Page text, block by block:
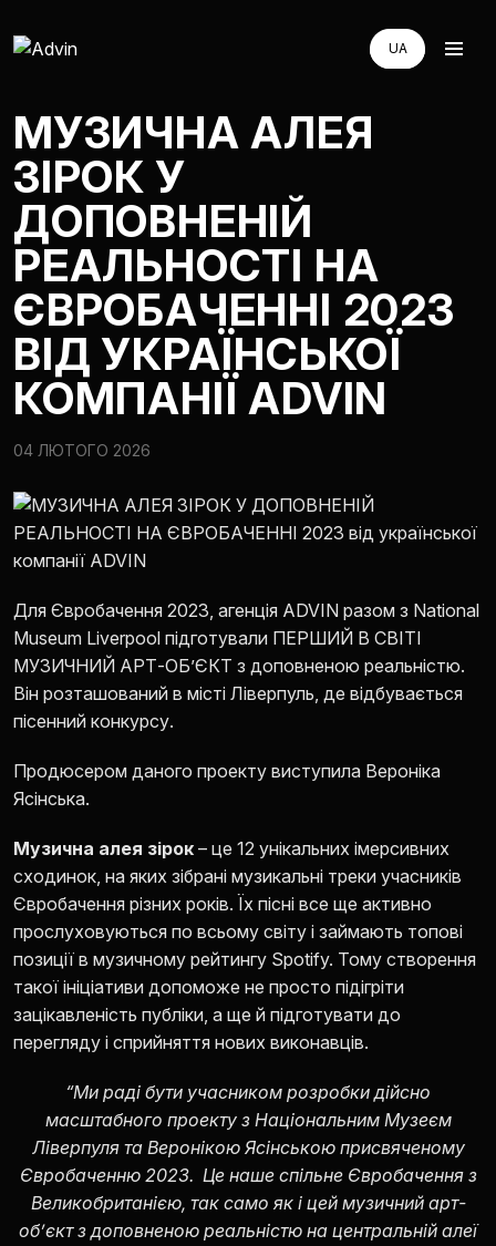
UA
UA
AUGMENTED REALITY
VIRTUAL REAILTY
3D PRODUCTION
КОМПАНІЯ
ADVIN GLOBAL
МУЗИЧНА АЛЕЯ
ЗІРОК У
ДОПОВНЕНІЙ
РЕАЛЬНОСТІ НА
ЄВРОБАЧЕННІ 2023
ВІД УКРАЇНСЬКОЇ
КОМПАНІЇ ADVIN
04 ЛЮТОГО 2026
Для Євробачення 2023, агенція ADVIN разом з National
Museum Liverpool підготували ПЕРШИЙ В СВІТІ
МУЗИЧНИЙ АРТ-ОБ’ЄКТ з доповненою реальністю.
Він розташований в місті Ліверпуль, де відбувається
пісенний конкурсу.
Продюсером даного проекту виступила Вероніка
Ясінська.
Музична алея зірок – це 12 унікальних імерсивних
сходинок, на яких зібрані музикальні треки учасників
Євробачення різних років. Їх пісні все ще активно
прослуховуються по всьому світу і займають топові
позиції в музичному рейтингу Spotify. Тому створення
такої ініціативи допоможе не просто підігріти
зацікавленість публіки, а ще й підготувати до
перегляду і сприйняття нових виконавців.
“Ми раді бути учасником розробки дійсно
масштабного проекту з Національним Музеєм
Ліверпуля та Веронікою Ясінською присвяченому
Євробаченню 2023. Це наше спільне Євробачення з
Великобританією, так само як і цей музичний арт-
об’єкт з доповненою реальністю на центральній алеї